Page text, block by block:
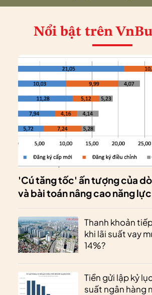
Nổi bật trên
'Cú tăng tốc' ấn tượng của
và bài toán nâng cao năng
Thanh khoản
khi lãi suất vay
14%?
Tiền gửi lập kỷ
suất ngân hàng